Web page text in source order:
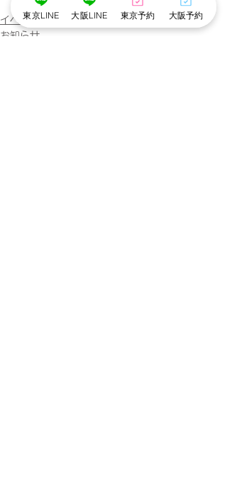
イベント
お知らせ
東京LINE 大阪LINE 東京予約 大阪予約